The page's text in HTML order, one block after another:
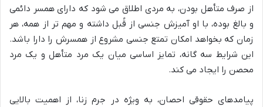
از صرف متأهل بودن، به مردی اطلاق می شود که دارای همسر دائمی
و بالغ بوده، با او آمیزش جنسی از قُبل داشته و مهم تر از همه، هر
زمان که بخواهد امکان تمتع جنسی مشروع از همسرش را دارا باشد.
این شرایط سه گانه، تمایز اساسی میان یک مرد متأهل و یک مرد
محصن را ایجاد می کند.
پیامدهای حقوقی احصان، به ویژه در جرم زنا، از اهمیت بالایی